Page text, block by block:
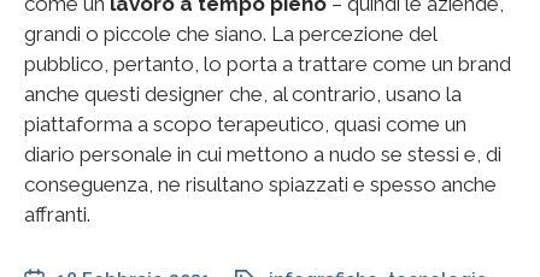
grandi o piccole che siano. La percezione del
pubblico, pertanto, lo porta a trattare come un brand
anche questi designer che, al contrario, usano la
piattaforma a scopo terapeutico, quasi come un
diario personale in cui mettono a nudo se stessi e, di
conseguenza, ne risultano spiazzati e spesso anche
affranti.